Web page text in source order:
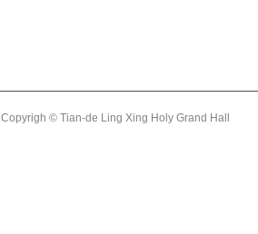
Copyrigh © Tian-de Ling Xing Holy Grand Hall